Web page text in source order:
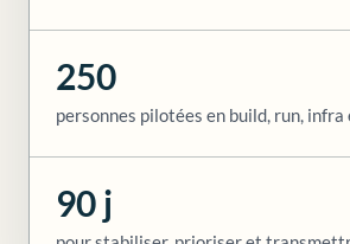
250
personnes pilotées en build, run, infra
90 j